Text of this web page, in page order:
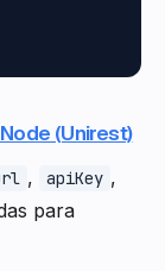
Node (Unirest)
, apiKey ,
para